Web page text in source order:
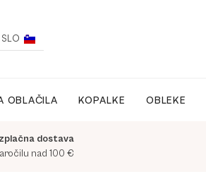
SLO
OBLAČILA KOPALKE OBLEKE
dostava
nad 100 €